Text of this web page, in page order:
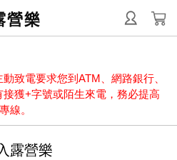
營樂
致電要求您到ATM、網路銀行、
獲+字號或陌生來電，務必提高
線。
露營樂